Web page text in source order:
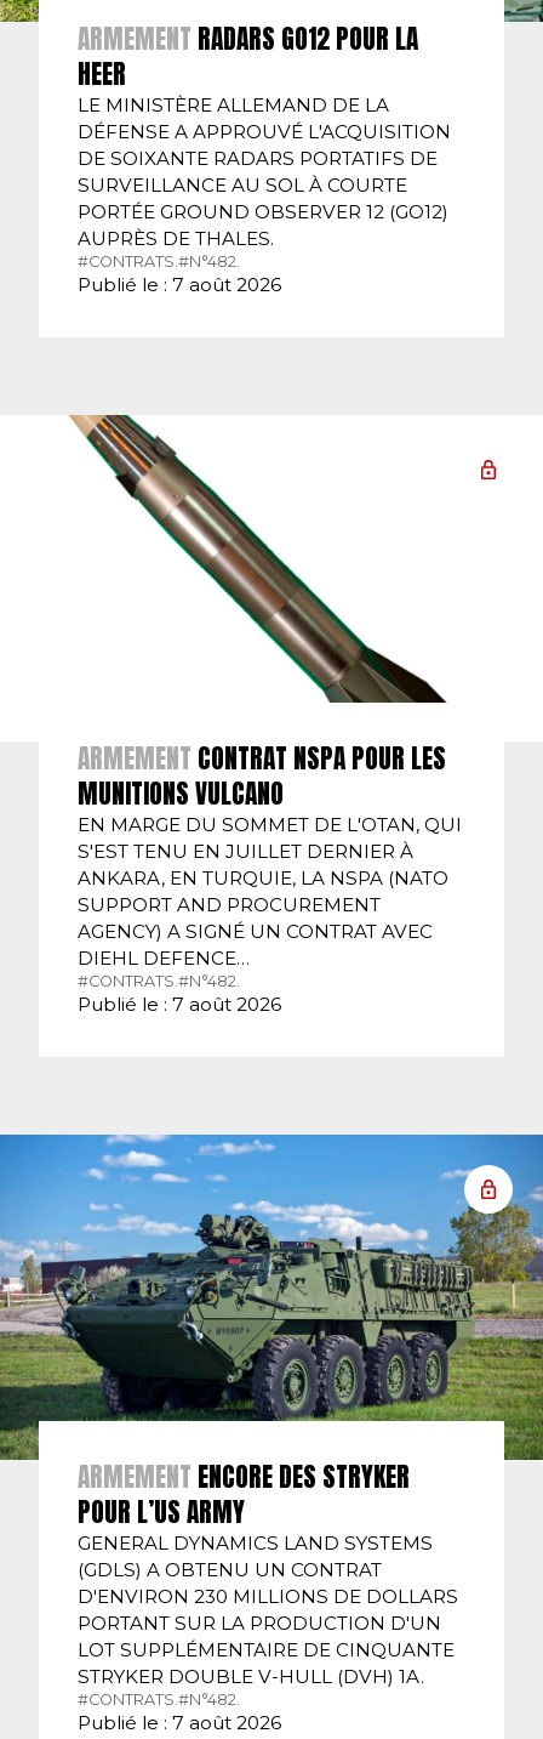
ARMEMENT RADARS GO12 POUR LA
HEER
LE MINISTÈRE ALLEMAND DE LA
DÉFENSE A APPROUVÉ L'ACQUISITION
DE SOIXANTE RADARS PORTATIFS DE
SURVEILLANCE AU SOL À COURTE
PORTÉE GROUND OBSERVER 12 (GO12)
AUPRÈS DE THALES.
#CONTRATS. #N°482.
Publié le : 7 août 2026
ARMEMENT CONTRAT NSPA POUR LES
MUNITIONS VULCANO
EN MARGE DU SOMMET DE L'OTAN, QUI
S'EST TENU EN JUILLET DERNIER À
ANKARA, EN TURQUIE, LA NSPA (NATO
SUPPORT AND PROCUREMENT
AGENCY) A SIGNÉ UN CONTRAT AVEC
DIEHL DEFENCE…
#CONTRATS. #N°482.
Publié le : 7 août 2026
ARMEMENT ENCORE DES STRYKER
POUR L’US ARMY
GENERAL DYNAMICS LAND SYSTEMS
(GDLS) A OBTENU UN CONTRAT
D'ENVIRON 230 MILLIONS DE DOLLARS
PORTANT SUR LA PRODUCTION D'UN
LOT SUPPLÉMENTAIRE DE CINQUANTE
STRYKER DOUBLE V-HULL (DVH) 1A.
#CONTRATS.#N°482.
Publié le : 7 août 2026